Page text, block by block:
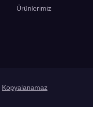
Ürünlerimiz
Kopyalanamaz